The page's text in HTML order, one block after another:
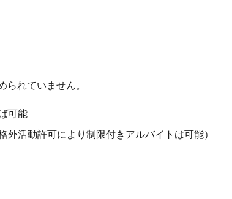
れていません。
可能
外活動許可により制限付きアルバイトは可能）